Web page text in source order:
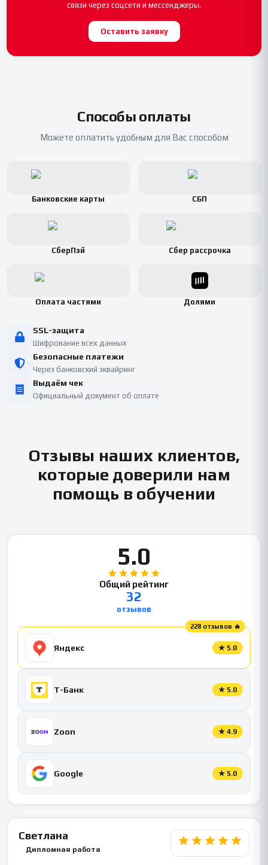
связи через соцсети и мессенджеры.
Оставить заявку
Способы оплаты
Можете оплатить удобным для Вас способом
Банковские карты СБП
СберПэй Сбер рассрочка
Оплата частями Долями
SSL-защита
Шифрование всех данных
Безопасные платежи
Через банковский эквайринг
Выдаём чек
Официальный документ об оплате
Отзывы наших клиентов,
которые доверили нам
помощь в обучении
5.0
Общий рейтинг
32
отзывов
228 отзывов 🔥
Яндекс ★ 5.0
Т-Банк ★ 5.0
Zoon ★ 4.9
Google ★ 5.0
Светлана
Дипломная работа